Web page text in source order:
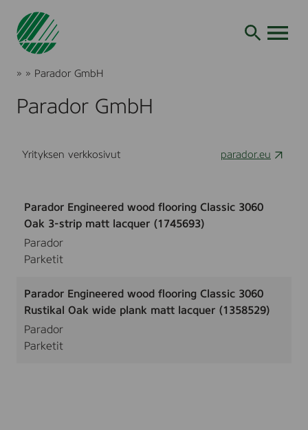
Siirry
Joutsenmerkki
»
ja
palvelut
» Parador GmbH
Parador GmbH
Yrityksen verkkosivut parador.eu
Parador Engineered wood flooring Classic 3060
Oak 3-strip matt lacquer (1745693)
Parador
Parketit
Parador Engineered wood flooring Classic 3060
Rustikal Oak wide plank matt lacquer (1358529)
Parador
Parketit